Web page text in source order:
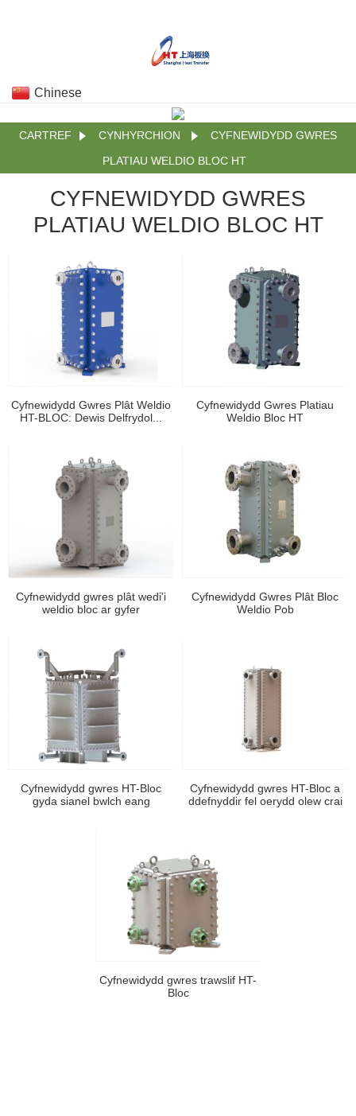
Chinese
CARTREF CYNHYRCHION
CYFNEWIDYDD GWRES
PLATIAU WELDIO BLOC HT
CYFNEWIDYDD GWRES
PLATIAU WELDIO BLOC HT
Cyfnewidydd Gwres Plât Weldio
HT-BLOC: Dewis Delfrydol...
Cyfnewidydd Gwres Platiau
Weldio Bloc HT
Cyfnewidydd gwres plât wedi'i
weldio bloc ar gyfer
Cyfnewidydd Gwres Plât Bloc
Weldio Pob
Cyfnewidydd gwres HT-Bloc
gyda sianel bwlch eang
Cyfnewidydd gwres HT-Bloc a
ddefnyddir fel oerydd olew crai
Cyfnewidydd gwres trawslif HT-
Bloc